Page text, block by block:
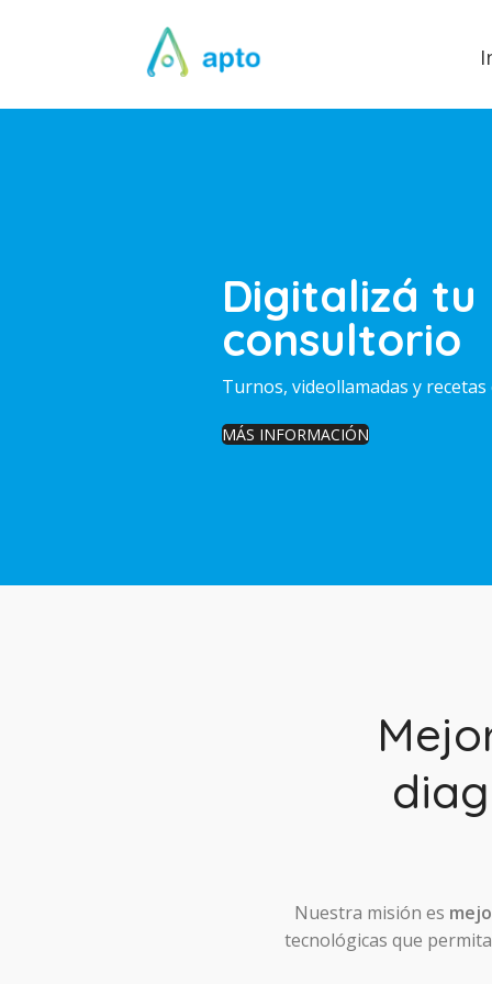
Digitalizá tu
consultorio
Turnos, videollamadas y
MÁS INFORMACIÓN
Nuestra misión es
tecnológicas que